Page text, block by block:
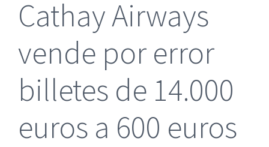
Cathay Airways
vende por error
billetes de 14.000
euros a 600 euros